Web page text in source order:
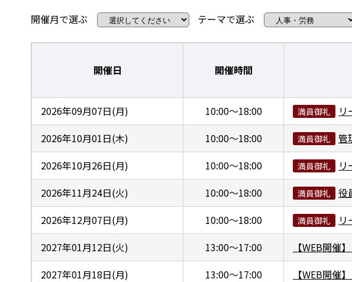
開催月で選ぶ テーマで選ぶ
開催日 開催時間
2026年09月07日(月)
10:00～18:00 満員御礼 リ
2026年10月01日(木)
10:00～18:00 満員御礼 管
2026年10月26日(月)
10:00～18:00 満員御礼 リ
2026年11月24日(火)
10:00～18:00 満員御礼 役
2026年12月07日(月)
10:00～18:00 満員御礼 リ
2027年01月12日(火)
13:00～17:00 【WEB開催
2027年01月18日(月)
13:00～17:00 【WEB開催